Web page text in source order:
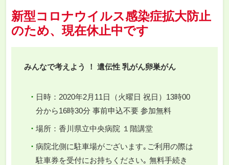
新型コロナウイルス感染症拡大防止
のため、現在休止中です
みんなで考えよう ！ 遺伝性 乳がん卵巣がん
日時：2020年2月11日（火曜日 祝日）13時00
分から16時30分 事前申込不要 参加無料
場所：香川県立中央病院 １階講堂
病院北側に駐車場がございます｡ご利用の際は
駐車券を受付にお持ちください｡ 無料手続き